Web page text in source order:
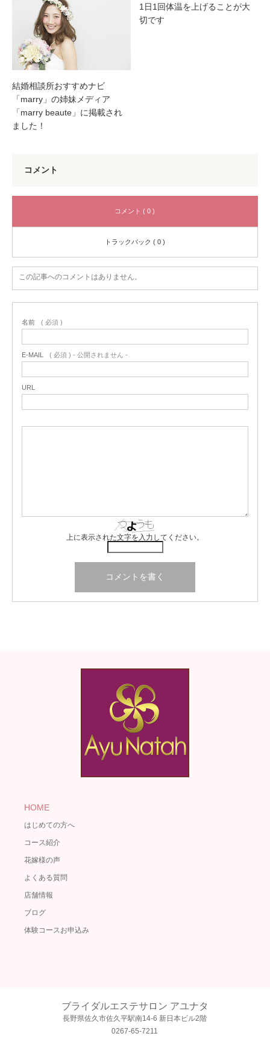
結婚相談所おすすめナビ
「marry」の姉妹メディア
「marry beaute」に掲載され
ました！
1日1回体温を上げることが大
切です
コメント
コメント ( 0 )
トラックバック ( 0 )
この記事へのコメントはありません。
名前 ( 必須 )
E-MAIL ( 必須 ) - 公開されません -
URL
上に表示された文字を入力してください。
HOME
はじめての方へ
コース紹介
花嫁様の声
よくある質問
店舗情報
ブログ
体験コースお申込み
ブライダルエステサロン アユナタ
長野県佐久市佐久平駅南14-6 新日本ビル2階
0267-65-7211